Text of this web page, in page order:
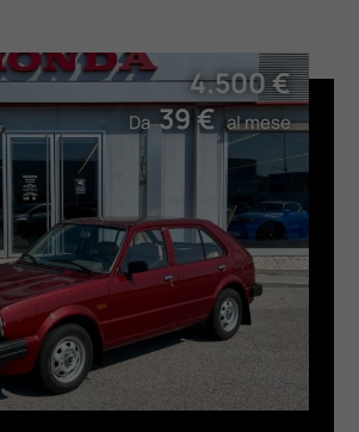
4.500 €
Da39 €al mese